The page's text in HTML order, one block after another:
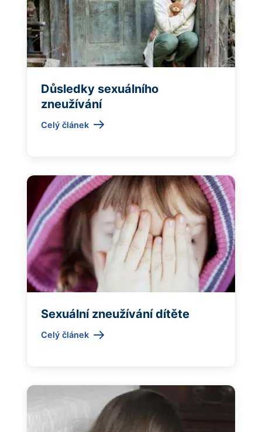
Důsledky sexuálního
zneužívání
Celý článek
Sexuální zneužívání dítěte
Celý článek